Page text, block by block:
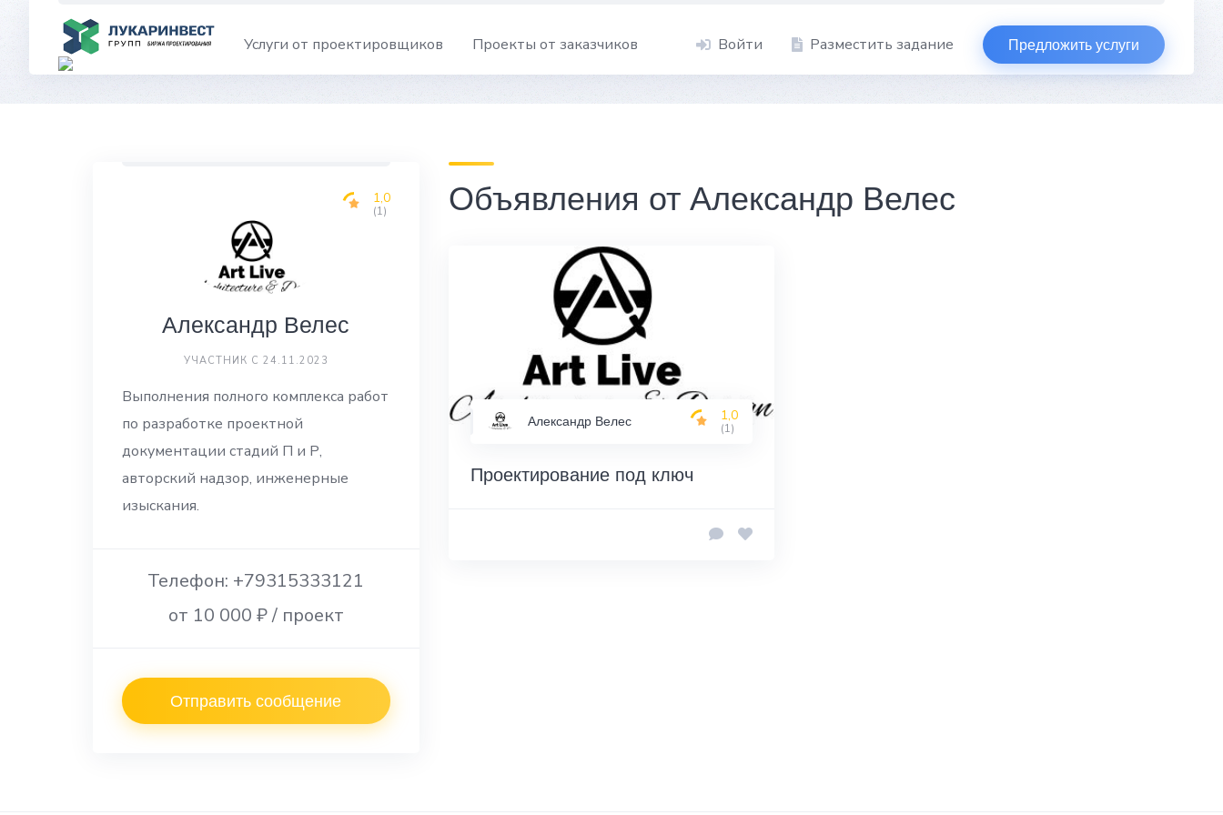
Услуги от проектировщиков Проекты от заказчиков Войти Разместить задание Предложить услуги
Александр Велес
1,0
(1)
УЧАСТНИК С 24.11.2023
Выполнения полного комплекса работ
по разработке проектной
документации стадий П и Р,
авторский надзор, инженерные
изыскания.
Телефон: +79315333121
от 10 000 ₽ / проект
Отправить сообщение
Объявления от Александр Велес
Александр Велес 1,0
(1)
Проектирование под ключ